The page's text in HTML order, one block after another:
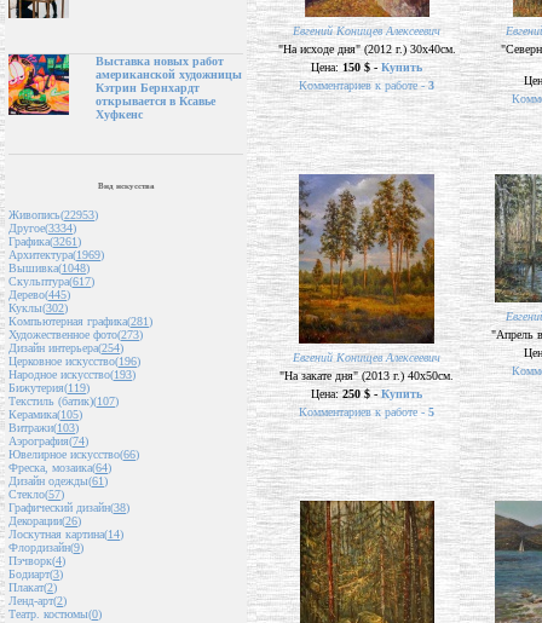
Выставка новых работ
американской художницы
Кэтрин Бернхардт
открывается в Ксавье
Хуфкенс
Вид искусства
Живопись(22953)
Другое(3334)
Графика(3261)
Архитектура(1969)
Вышивка(1048)
Скульптура(617)
Дерево(445)
Куклы(302)
Компьютерная графика(281)
Художественное фото(273)
Дизайн интерьера(254)
Церковное искусство(196)
Народное искусство(193)
Бижутерия(119)
Текстиль (батик)(107)
Керамика(105)
Витражи(103)
Аэрография(74)
Ювелирное искусство(66)
Фреска, мозаика(64)
Дизайн одежды(61)
Стекло(57)
Графический дизайн(38)
Декорации(26)
Лоскутная картина(14)
Флордизайн(9)
Пэчворк(4)
Бодиарт(3)
Плакат(2)
Ленд-арт(2)
Театр. костюмы(0)
Евгений Конищев Алексеевич
"На исходе дня" (2012 г.) 30х40см.
Цена: 150 $ - Купить
Комментариев к работе -3
Евгений Конищев Алексеевич
"На закате дня" (2013 г.) 40х50см.
Цена:250 $ - Купить
Комментариев к работе - 5
"Апрель